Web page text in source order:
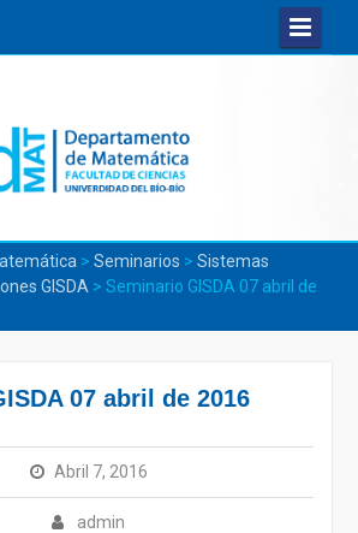
> Seminarios > Sistemas
GISDA > Seminario GISDA 07 abril de
07 abril de 2016
Abril 7, 2016
admin